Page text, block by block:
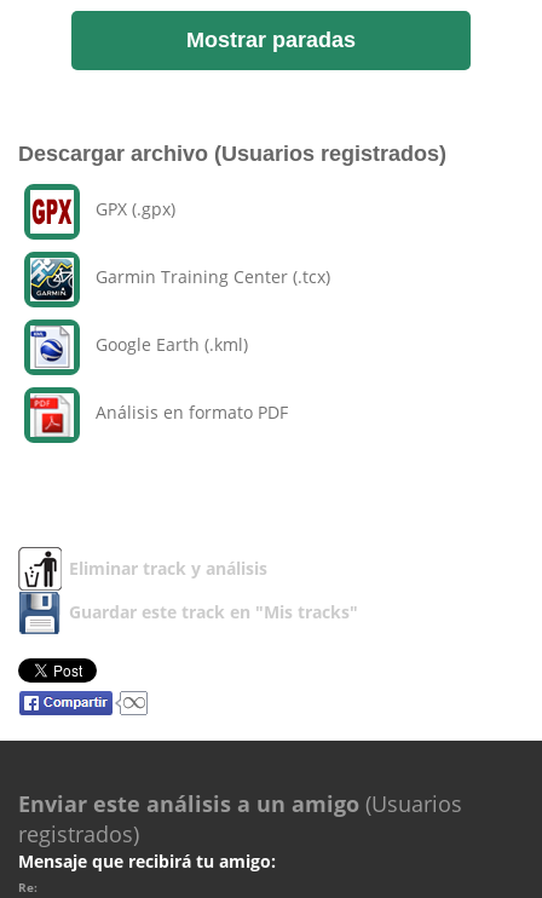
Mostrar paradas
Descargar archivo (Usuarios registrados)
GPX (.gpx)
Garmin Training Center (.tcx)
Google Earth (.kml)
Análisis en formato PDF
Eliminar track y análisis
Guardar este track en "Mis tracks"
Enviar este análisis a un amigo (Usuarios
registrados)
Mensaje que recibirá tu amigo:
Re: